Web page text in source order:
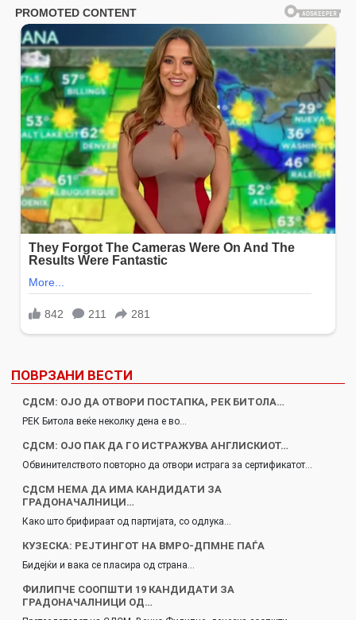
ПОВРЗАНИ ВЕСТИ
СДСМ: ОЈО ДА ОТВОРИ ПОСТАПКА, РЕК БИТОЛА…
РЕК Битола веќе неколку дена е во…
СДСМ: ОЈО ПАК ДА ГО ИСТРАЖУВА АНГЛИСКИОТ…
Обвинителството повторно да отвори истрага за сертификатот…
СДСМ НЕМА ДА ИМА КАНДИДАТИ ЗА
ГРАДОНАЧАЛНИЦИ…
Како што брифираат од партијата, со одлука…
КУЗЕСКА: РЕЈТИНГОТ НА ВМРО-ДПМНЕ ПАЃА
Бидејќи и вака се пласира од страна…
ФИЛИПЧЕ СООПШТИ 19 КАНДИДАТИ ЗА
ГРАДОНАЧАЛНИЦИ ОД…